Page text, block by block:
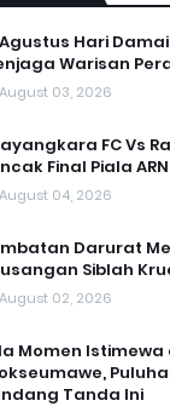
Agustus Hari
Warisan
August 03, 2026
FC Vs
Final Piala
August 04, 2026
Darurat
Siblah
August 02, 2026
Momen Istimewa
Tanda Ini